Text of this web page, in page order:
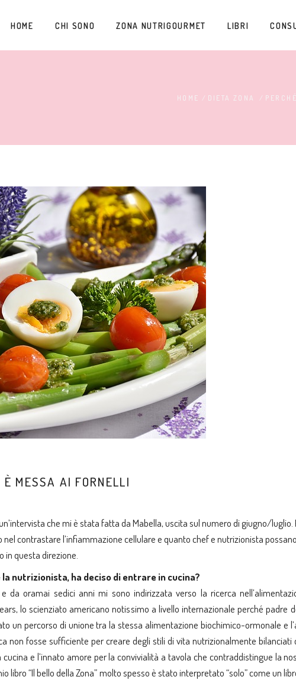
HOME CHI SONO ZONA NUTRIGOURMET LIBRI
HOME / DIETA ZONA /
MESSA AI FORNELLI
che mi è stata fatta daMabella, uscita sul numero di giugno/luglio.
contrastare l’infiammazione cellulare e quanto chef e nutrizionista possano
in questa direzione.
nutrizionista, ha deciso di entrare in cucina?
da oramai sedici anni mi sono indirizzata verso la ricerca
lo scienziato americano notissimo a livello internazionale perché padre
un percorso di unione tra la stessa alimentazione biochimico-ormonale e
non fosse sufficiente per creare degli stili di vita nutrizionalmente bilanciati
e l’innato amore per la convivialità a tavola che contraddistingue la
libro “Il bello della Zona” molto spesso è stato interpretato “solo” come un